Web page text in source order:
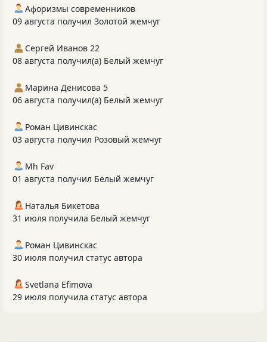
Афоризмы современников
09 августа получил Золотой жемчуг
Сергей Иванов 22
08 августа получил(а) Белый жемчуг
Марина Денисова 5
06 августа получил(а) Белый жемчуг
Роман Цивинскас
03 августа получил Розовый жемчуг
Mh Fav
01 августа получил Белый жемчуг
Наталья Бикетова
31 июля получила Белый жемчуг
Роман Цивинскас
30 июля получил статус автора
Svetlana Efimova
29 июля получила статус автора